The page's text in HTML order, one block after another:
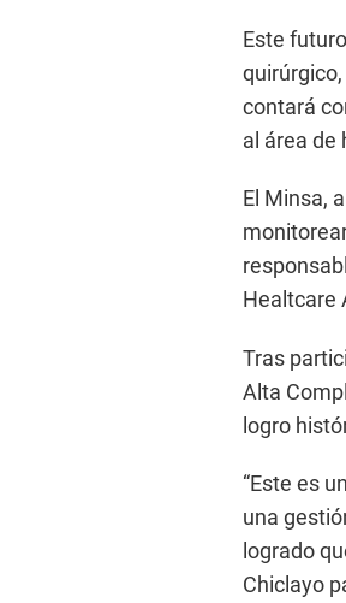
Este
contará
al área de
El Minsa,
Healtcare
Tras
Alta
logro
“Este es
una
logrado
Chiclayo